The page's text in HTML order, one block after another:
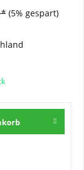
* (5% gespart)